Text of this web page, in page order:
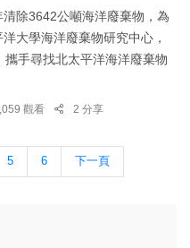
清除3642公噸海洋廢棄物，為
大學海洋廢棄物研究中心，
手尋找北太平洋海洋廢棄物
觀看 2 分享
5 6 下一頁